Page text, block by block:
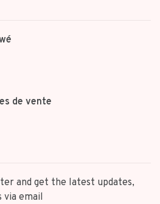
de vente
and get the latest updates,
via email